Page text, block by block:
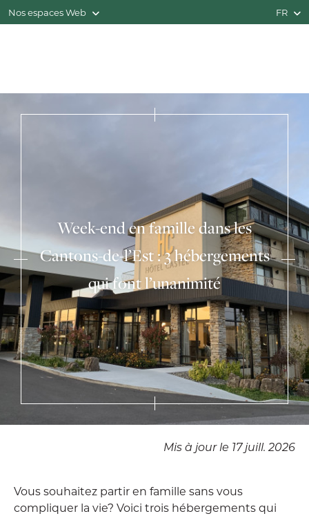
Nos espaces Web FR
Week-end en famille dans les
Cantons-de-l’Est : 3 hébergements
qui font l’unanimité
Mis à jour le 17 juill. 2026
Vous souhaitez partir en famille sans vous
compliquer la vie? Voici trois hébergements qui